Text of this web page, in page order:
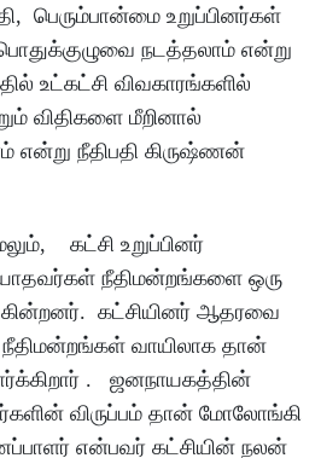
பெரும்பான்மை உறுப்பினர்கள்
நடத்தலாம் என்று
உட்கட்சி விவகாரங்களில்
விதிகளை மீறினால்
என்று நீதிபதி கிருஷ்ணன்
கட்சி உறுப்பினர்
நீதிமன்றங்களை ஒரு
கட்சியினர் ஆதரவை
நீதிமன்றங்கள் வாயிலாக தான்
. ஜனநாயகத்தின்
விருப்பம் தான் மோலோங்கி
என்பவர் கட்சியின் நலன்